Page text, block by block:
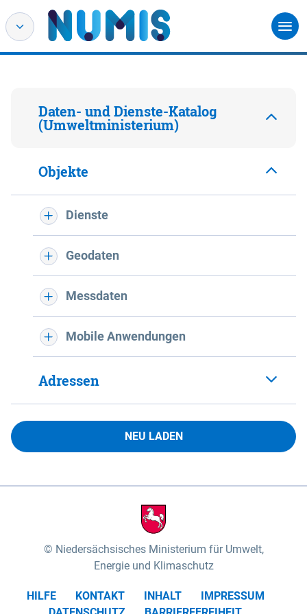
Daten- und Dienste-Katalog
(Umweltministerium)
Objekte
Dienste
Geodaten
Messdaten
Mobile Anwendungen
Adressen
NEU LADEN
Niedersächsisches Ministerium für Umwelt,
Energie und Klimaschutz
HILFE KONTAKT INHALT
IMPRESSUM